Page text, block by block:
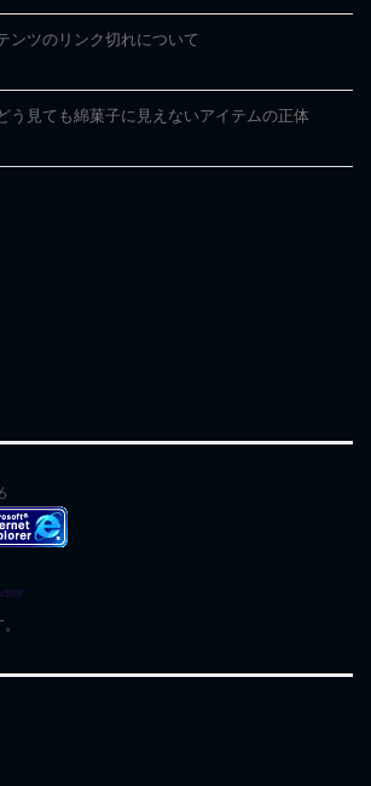
ンツのリンク切れについて
う見ても綿菓子に見えないアイテムの正体